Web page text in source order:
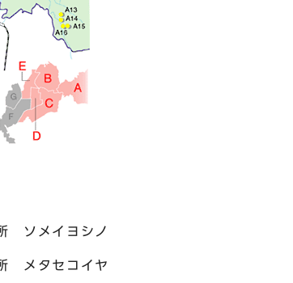
ソメイヨシノ
メタセコイヤ